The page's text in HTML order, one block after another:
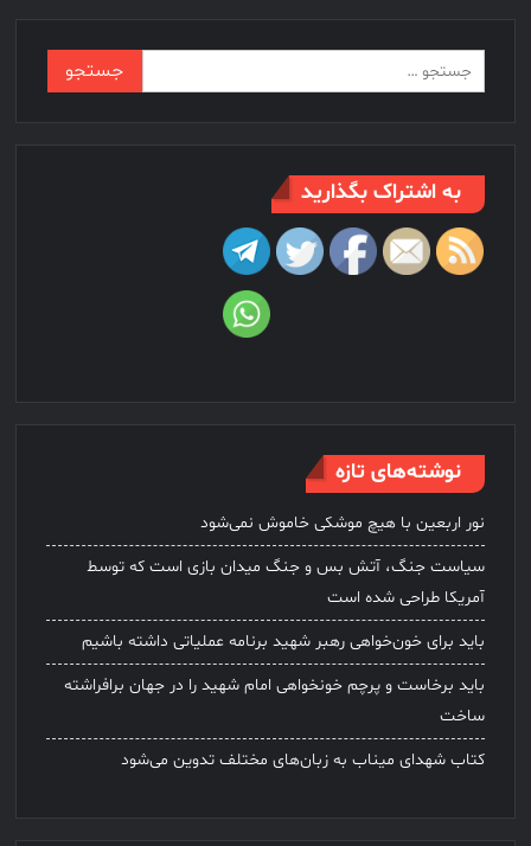
برای:
به اشتراک بگذارید
نوشته‌های تازه
نور اربعین با هیچ موشکی خاموش نمی‌شود
سیاست جنگ، آتش بس و جنگ میدان بازی است که توسط
آمریکا طراحی شده است
باید برای خون‌خواهی رهبر شهید برنامه عملیاتی داشته باشیم
باید برخاست و پرچم خونخواهی امام شهید را در جهان برافراشته
ساخت
کتاب شهدای میناب به زبان‌های مختلف تدوین می‌شود